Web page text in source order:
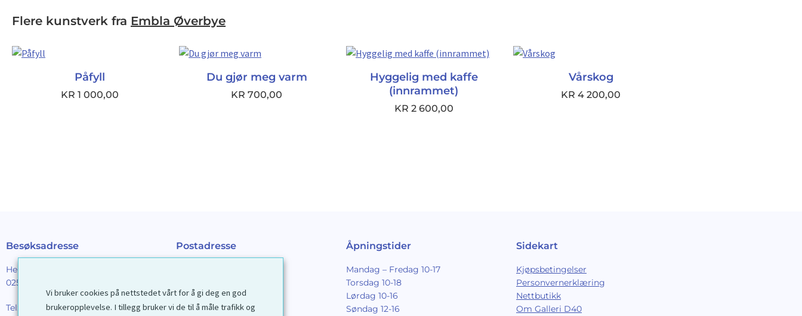
Flere kunstverk fra Embla Øverbye
Påfyll
KR 1 000,00
Du gjør meg varm
KR 700,00
Hyggelig med kaffe
(innrammet)
KR 2 600,00
Vårskog
KR 4 200,00
Besøksadresse
Henrik Ibsens gt. 90
0255 Oslo
Tel:
22 44 85 86
Postadresse
0201 Oslo
Åpningstider
Mandag – Fredag 10-17
Torsdag 10-18
Lørdag 10-16
Søndag 12-16
Sidekart
Kjøpsbetingelser
Personvernerklæring
Nettbutikk
Om Galleri D40
Vi bruker cookies på nettstedet vårt for å gi deg en god
brukeropplevelse. I tillegg bruker vi de til å måle trafikk og